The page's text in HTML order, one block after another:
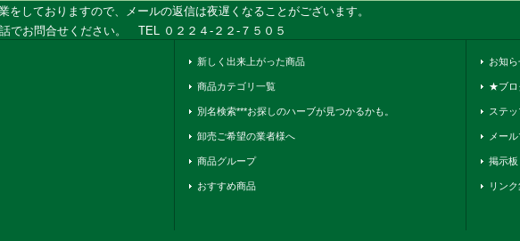
をしておりますので、メールの返信は夜遅くなることがございます。
でお問合せください。 TEL ０２２４-２２-７５０５
新しく出来上がった商品
商品カテゴリ一覧
別名検索***お探しのハーブが見つかるかも。
卸売ご希望の業者様へ
商品グループ
おすすめ商品
お知ら
★ブ
ステ
メー
掲示板
リンク